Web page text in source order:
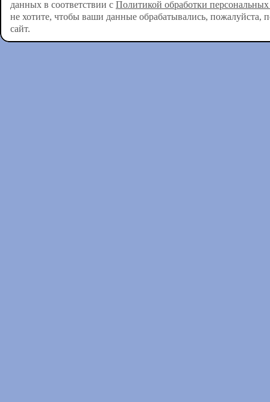
данных в соответствии с Политикой обработки
не хотите, чтобы ваши данные обрабатывались, пожалуйста,
сайт.